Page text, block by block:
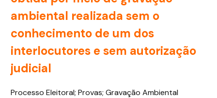
ambiental realizada sem o
conhecimento de um dos
interlocutores e sem autorização
judicial
Processo Eleitoral; Provas; Gravação Ambiental